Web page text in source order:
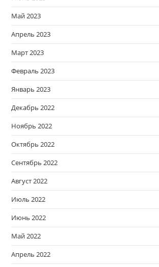
Май 2023
Апрель 2023
Март 2023
Февраль 2023
Январь 2023
Декабрь 2022
Ноябрь 2022
Октябрь 2022
Сентябрь 2022
Август 2022
Июль 2022
Июнь 2022
Май 2022
Апрель 2022